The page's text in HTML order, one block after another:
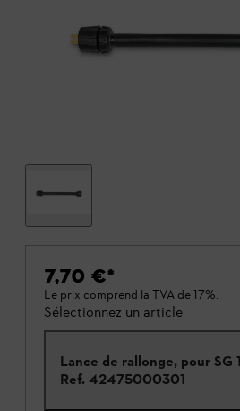
7,70 €*
Le prix comprend la TVA de 17%.
Sélectionnez un article
Lance de rallonge, pour SG
Ref. 42475000301